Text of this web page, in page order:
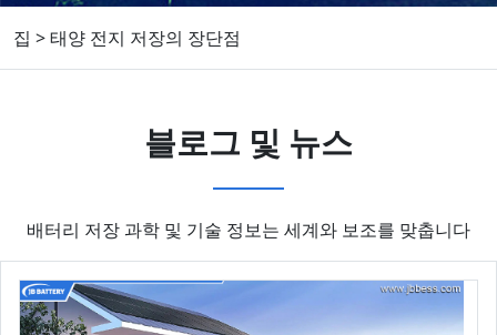
집 >태양 전지 저장의 장단점
블로그 및 뉴스
배터리 저장 과학 및 기술 정보는 세계와 보조를 맞춥니다